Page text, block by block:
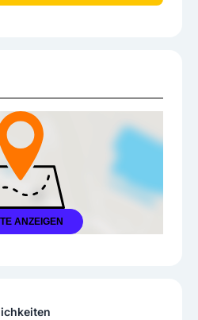
ANZEIGEN